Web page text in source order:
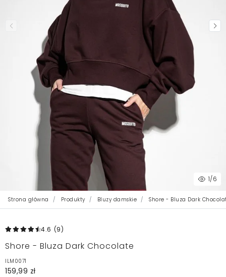
1/6
Strona główna Produkty Bluzy damskie Shore - Bluza Dark
4.6 (9)
Shore - Bluza Dark Chocolate
ILM0071
159,99 zł